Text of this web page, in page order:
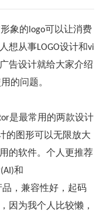
象的logo可以让消费
想从事LOGO设计和vi
告设计就给大家介绍
的问题。
是最常用的两款设计
的图形可以无限放大
的软件。个人更推荐
和
品，兼容性好，起码
因为我个人比较懒，